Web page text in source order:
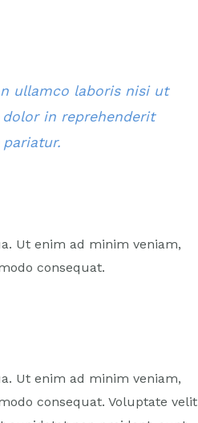
ullamco laboris nisi ut
in reprehenderit
Ut enim ad minim veniam,
consequat.
Ut enim ad minim veniam,
consequat. Voluptate velit